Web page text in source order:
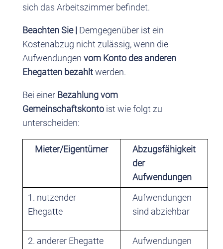
sich das Arbeitszimmer befindet.
Beachten Sie | Demgegenüber ist ein
Kostenabzug nicht zulässig, wenn die
Aufwendungen vom Konto des anderen
Ehegatten bezahltwerden.
Bei einer Bezahlung vom
Gemeinschaftskontoist wie folgt zu
unterscheiden:
Mieter/Eigentümer
Abzugsfähigkeit
der
Aufwendungen
1. nutzender
Ehegatte
Aufwendungen
sind abziehbar
2. anderer Ehegatte
Aufwendungen